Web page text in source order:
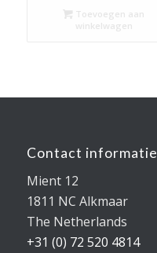
Toevoegen aan
winkelwagen
Contact informatie
Mient 12
1811 NC Alkmaar
The Netherlands
+31 (0) 72 520 4814